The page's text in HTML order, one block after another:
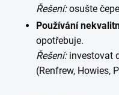
Řešení:osušte
Používání
opotřebuje.
Řešení:investovat
(Renfrew, Howies,